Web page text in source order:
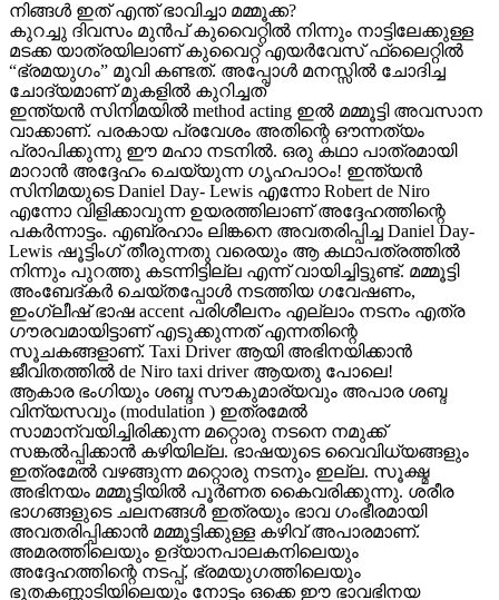
നിങ്ങൾ ഇത് എന്ത് ഭാവിച്ചാ മമ്മൂക്ക?
കുറച്ചു ദിവസം മുൻപ് കുവൈറ്റിൽ നിന്നും നാട്ടിലേക്കുള്ള
മടക്ക യാത്രയിലാണ് കുവൈറ്റ്‌ എയർവേസ് ഫ്ലൈറ്റിൽ
“ഭ്രമയുഗം” മൂവി കണ്ടത്. അപ്പോൾ മനസ്സിൽ ചോദിച്ച
ചോദ്യമാണ് മുകളിൽ കുറിച്ചത്
ഇന്ത്യൻ സിനിമയിൽ method acting ഇൽ മമ്മൂട്ടി അവസാന
വാക്കാണ്. പരകായ പ്രവേശം അതിന്റെ ഔന്നത്യം
പ്രാപിക്കുന്നു ഈ മഹാ നടനിൽ. ഒരു കഥാ പാത്രമായി
മാറാൻ അദ്ദേഹം ചെയ്യുന്ന ഗൃഹപാഠം! ഇന്ത്യൻ
സിനിമയുടെ Daniel Day- Lewis എന്നോ Robert de Niro
എന്നോ വിളിക്കാവുന്ന ഉയരത്തിലാണ് അദ്ദേഹത്തിന്റെ
പകർന്നാട്ടം. എബ്രഹാം ലിങ്കനെ അവതരിപ്പിച്ച Daniel Day-
Lewis ഷൂട്ടിംഗ് തീരുന്നതു വരെയും ആ കഥാപത്രത്തിൽ
നിന്നും പുറത്തു കടന്നിട്ടില്ല എന്ന് വായിച്ചിട്ടുണ്ട്. മമ്മൂട്ടി
അംബേദ്കർ ചെയ്തപ്പോൾ നടത്തിയ ഗവേഷണം,
ഇംഗ്ലീഷ് ഭാഷ accent പരിശീലനം എല്ലാം നടനം എത്ര
ഗൗരവമായിട്ടാണ് എടുക്കുന്നത് എന്നതിന്റെ
സൂചകങ്ങളാണ്. Taxi Driver ആയി അഭിനയിക്കാൻ
ജീവിതത്തിൽ de Niro taxi driver ആയതു പോലെ!
ആകാര ഭംഗിയും ശബ്ദ സൗകുമാര്യവും അപാര ശബ്ദ
വിന്യസവും (modulation ) ഇത്രമേൽ
സാമാന്വയിച്ചിരിക്കുന്ന മറ്റൊരു നടനെ നമുക്ക്
സങ്കൽപ്പിക്കാൻ കഴിയില്ല. ഭാഷയുടെ വൈവിധ്യങ്ങളും
ഇത്രമേൽ വഴങ്ങുന്ന മറ്റൊരു നടനും ഇല്ല. സൂക്ഷ്മ
അഭിനയം മമ്മൂട്ടിയിൽ പൂർണത കൈവരിക്കുന്നു. ശരീര
ഭാഗങ്ങളുടെ ചലനങ്ങൾ ഇത്രയും ഭാവ ഗംഭീരമായി
അവതരിപ്പിക്കാൻ മമ്മൂട്ടിക്കുള്ള കഴിവ് അപാരമാണ്.
അമരത്തിലെയും ഉദ്യാനപാലകനിലെയും
അദ്ദേഹത്തിന്റെ നടപ്പ്, ഭ്രമയുഗത്തിലെയും
ഭൂതകണ്ണാടിയിലെയും നോട്ടം ഒക്കെ ഈ ഭാവഭിനയ